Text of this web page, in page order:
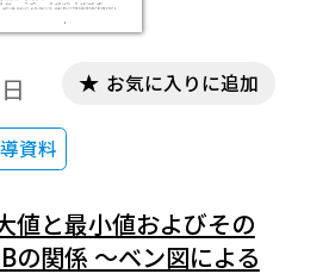
資料
お気に入りに追加
値と最小値およびその
の関係 ～ベン図による